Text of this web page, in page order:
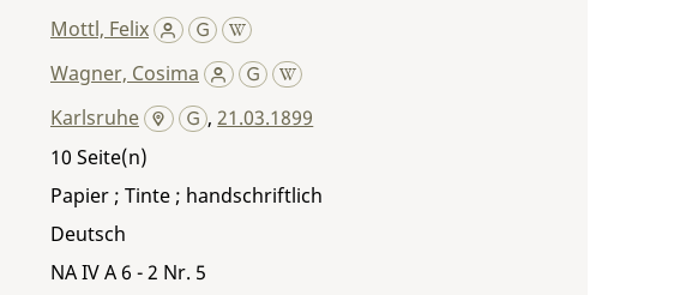
Mottl, Felix
Wagner, Cosima
Karlsruhe ,21.03.1899
10
Papier ; Tinte ; handschriftlich
Deutsch
NA IV A 6 - 2 Nr. 5